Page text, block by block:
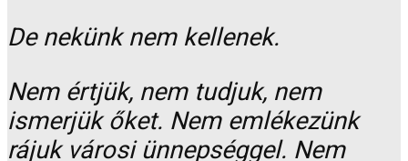
De nekünk nem kellenek.
Nem értjük, nem tudjuk, nem
ismerjük őket. Nem emlékezünk
rájuk városi ünnepséggel. Nem